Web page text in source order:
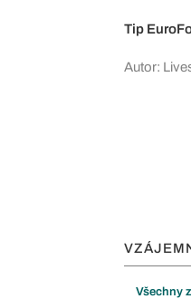
Tip
Autor:
Všechny